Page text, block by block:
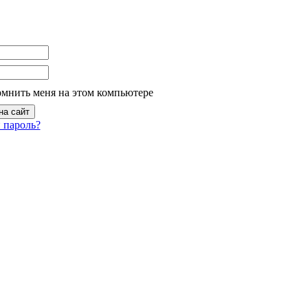
меня на этом компьютере